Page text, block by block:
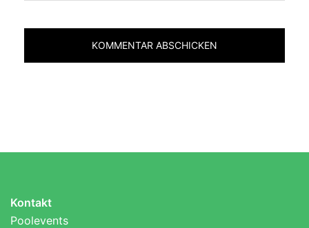
Kontakt
Poolevents